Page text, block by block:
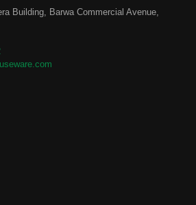
Building, Barwa Commercial Avenue,